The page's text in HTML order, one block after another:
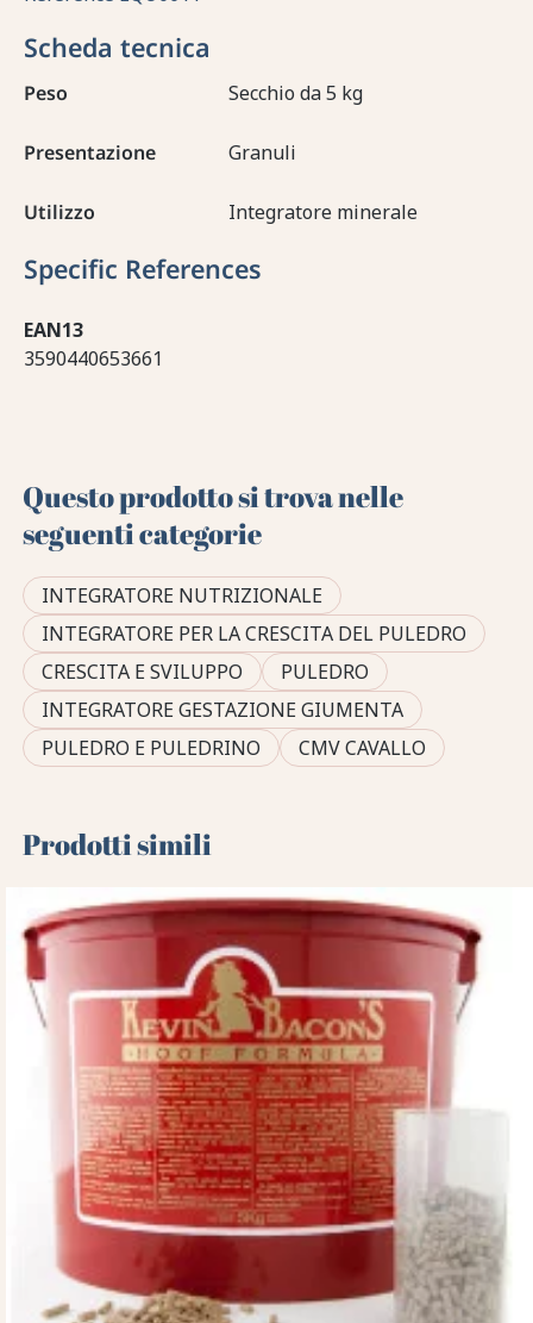
Scheda tecnica
Peso Secchio da 5 kg
Presentazione Granuli
Utilizzo Integratore minerale
Specific References
EAN13
3590440653661
Questo prodotto si trova nelle
seguenti categorie
INTEGRATORE NUTRIZIONALE
INTEGRATORE PER LA CRESCITA DEL PULEDRO
CRESCITA E SVILUPPO
PULEDRO
INTEGRATORE GESTAZIONE GIUMENTA
PULEDRO E PULEDRINO
CMV CAVALLO
Prodotti simili